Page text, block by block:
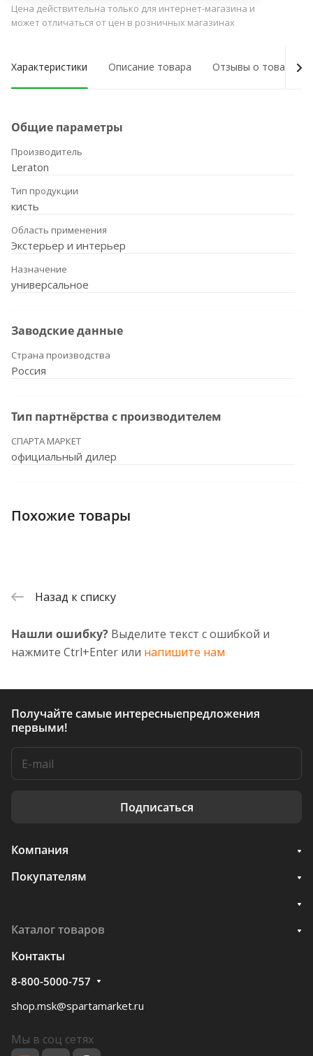
Цена действительна только для интернет-магазина и
может отличаться от цен в розничных магазинах
Характеристики Описание товара Отзывы о товаре
Общие параметры
Производитель
Leraton
Тип продукции
кисть
Область применения
Экстерьер и интерьер
Назначение
универсальное
Заводские данные
Страна производства
Россия
Тип партнёрства с производителем
СПАРТА МАРКЕТ
официальный дилер
Похожие товары
Назад к списку
Нашли ошибку? Выделите текст с ошибкой и
нажмите Ctrl+Enter или напишите нам
Получайте самые интересныепредложения
первыми!
Подписаться
Компания
Покупателям
Каталог товаров
Контакты
8-800-5000-757
shop.msk@spartamarket.ru
Мы в соц сетях